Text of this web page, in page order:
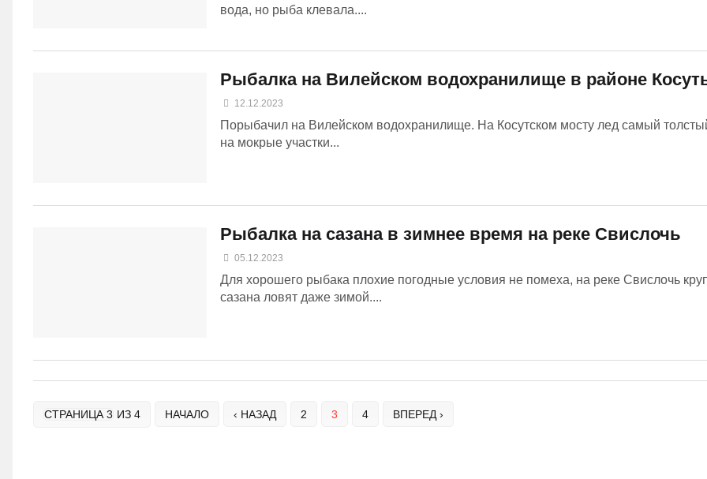
вода, но рыба клевала....
Рыбалка на Вилейском водохранилище в районе
12.12.2023
Порыбачил на Вилейском водохранилище. На Косутском мосту лед самый
на мокрые участки...
Рыбалка на сазана в зимнее время на реке Свислочь
05.12.2023
Для хорошего рыбака плохие погодные условия не помеха, на реке Свислочь
сазана ловят даже зимой....
СТРАНИЦА 3 ИЗ 4 НАЧАЛО ‹ НАЗАД 2 3 4 ВПЕРЕД ›